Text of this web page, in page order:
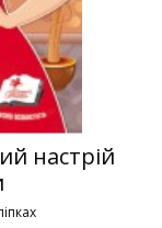
—
образи
дівчата. Одяг у